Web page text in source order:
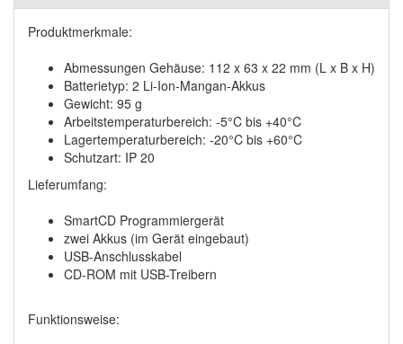
Produktmerkmale:
Abmessungen Gehäuse: 112 x 63 x 22 mm (L x B x H)
Batterietyp: 2 Li-Ion-Mangan-Akkus
Gewicht: 95 g
Arbeitstemperaturbereich: -5°C bis +40°C
Lagertemperaturbereich: -20°C bis +60°C
Schutzart: IP 20
Lieferumfang:
SmartCD Programmiergerät
zwei Akkus (im Gerät eingebaut)
USB-Anschlusskabel
CD-ROM mit USB-Treibern
Funktionsweise: